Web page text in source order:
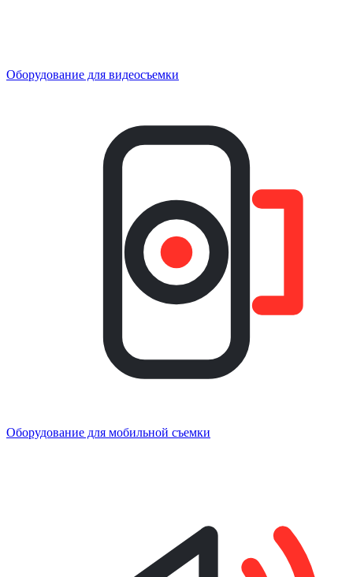
Оборудование для видеосъемки
Оборудование для мобильной съемки